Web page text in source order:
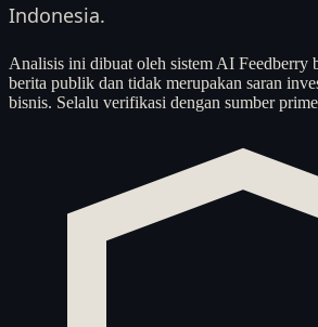
Indonesia.
Analisis ini dibuat oleh sistem AI Feedberry
berita publik dan tidak merupakan saran
bisnis. Selalu verifikasi dengan sumber